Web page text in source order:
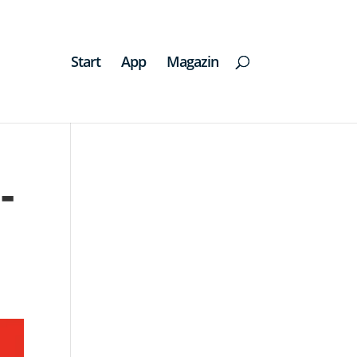
Start App Magazin